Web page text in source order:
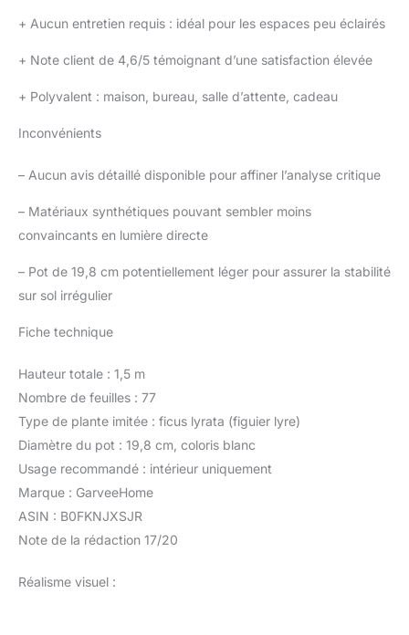
+ Aucun entretien requis : idéal pour les espaces peu éclairés
+ Note client de 4,6/5 témoignant d’une satisfaction élevée
+ Polyvalent : maison, bureau, salle d’attente, cadeau
Inconvénients
– Aucun avis détaillé disponible pour affiner l’analyse critique
– Matériaux synthétiques pouvant sembler moins
convaincants en lumière directe
– Pot de 19,8 cm potentiellement léger pour assurer la stabilité
sur sol irrégulier
Fiche technique
Hauteur totale : 1,5 m
Nombre de feuilles : 77
Type de plante imitée : ficus lyrata (figuier lyre)
Diamètre du pot : 19,8 cm, coloris blanc
Usage recommandé : intérieur uniquement
Marque : GarveeHome
ASIN : B0FKNJXSJR
Note de la rédaction 17/20
Réalisme visuel :